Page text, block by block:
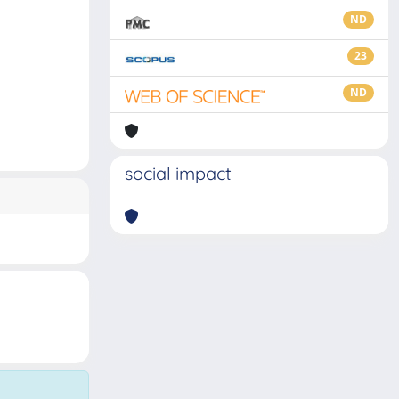
ND
23
ND
social impact